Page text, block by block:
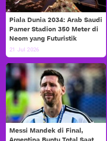
Piala Dunia 2034: Arab Saudi
Pamer Stadion 350 Meter di
Neom yang Futuristik
21 Jul 2026
Messi Mandek di Final,